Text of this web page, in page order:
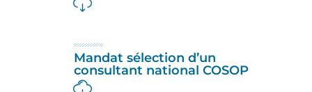
Mandat sélection d’un
consultant national COSOP